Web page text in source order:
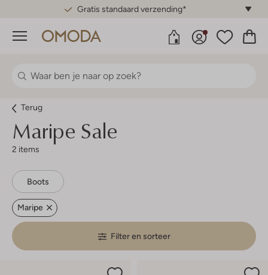
Gratis standaard verzending*
Menu
Terug
Maripe Sale
2 items
Boots
Maripe
Filter en sorteer